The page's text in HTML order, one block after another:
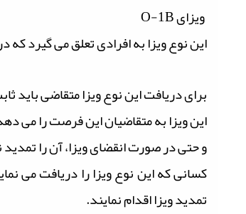
ویزای O-1B
این نوع ویزا به افرادی تعلق می گیرد
برای دریافت این نوع ویزا متقاضی باید
این ویزا به متقاضیان این فرصت را می
و حتی در صورت انقضای ویزا، آن را تمدید
کسانی که این نوع ویزا را دریافت می
تمدید ویزا اقدام نمایند.